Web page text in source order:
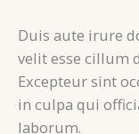
Duis aute irure
velit esse cillum
Excepteur sint
in culpa qui
laborum.